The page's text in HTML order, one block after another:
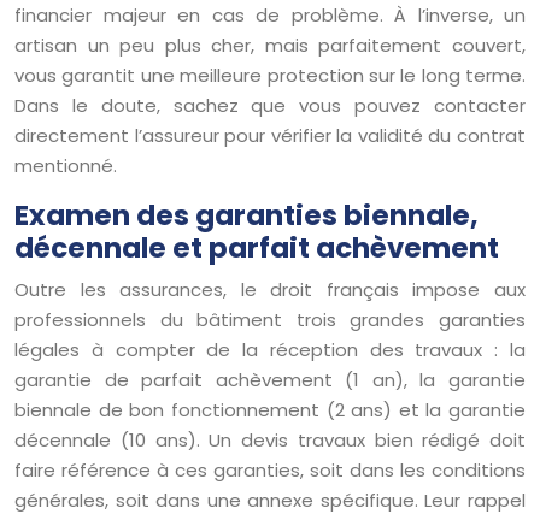
financier majeur en cas de problème. À l’inverse, un
artisan un peu plus cher, mais parfaitement couvert,
vous garantit une meilleure protection sur le long terme.
Dans le doute, sachez que vous pouvez contacter
directement l’assureur pour vérifier la validité du contrat
mentionné.
Examen des garanties biennale,
décennale et parfait achèvement
Outre les assurances, le droit français impose aux
professionnels du bâtiment trois grandes garanties
légales à compter de la réception des travaux : la
garantie de parfait achèvement (1 an), la garantie
biennale de bon fonctionnement (2 ans) et la garantie
décennale (10 ans). Un devis travaux bien rédigé doit
faire référence à ces garanties, soit dans les conditions
générales, soit dans une annexe spécifique. Leur rappel